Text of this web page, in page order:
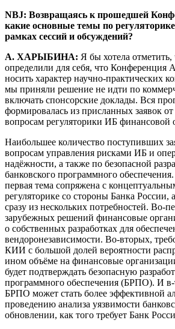
NBJ: Возвращаясь к прошедшей
какие основные темы по
рамках сессий и обсуждений?
А. ХАРЫБИНА: Я бы хотела
определили для себя, что
носить характер научно-практических
мы приняли решение не идти по
включать спонсорские доклады. Вся
формировалась из присланных заявок
вопросам регуляторики ИБ финансовой
Наибольшее количество поступивших
вопросам управления рисками ИБ и
надёжности, а также по безопасной
банковского программного
первая тема сопряжена с
регуляторике со стороны Банка России,
сразу из нескольких потребностей. Во-
зарубежных решений финансовые
о собственных разработках для
вендоронезависимости. Во-вторых,
КИИ с большой долей вероятности
ином объёме на финансовые
будет подтверждать безопасную
программного обеспечения (БРПО). И в-
БРПО может стать более эффективной
проведению анализа уязвимости
обновлении, как того требует Банк